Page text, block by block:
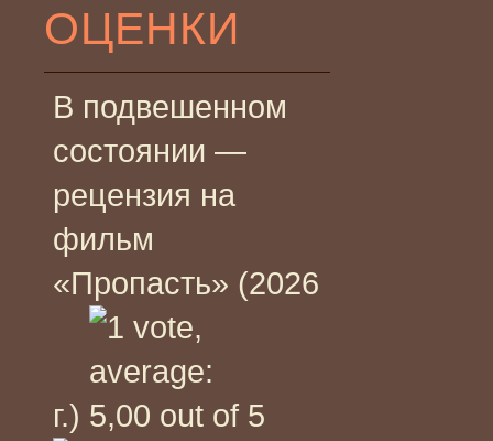
ОЦЕНКИ
В подвешенном
состоянии —
рецензия на
фильм
«Пропасть» (2026
г.)